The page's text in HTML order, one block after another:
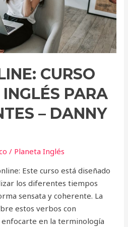
CURSO
PARA
– DANNY
/ Planeta Inglés
Este curso está diseñado
los diferentes tiempos
sensata y coherente. La
estos verbos con
enfocarte en la terminología